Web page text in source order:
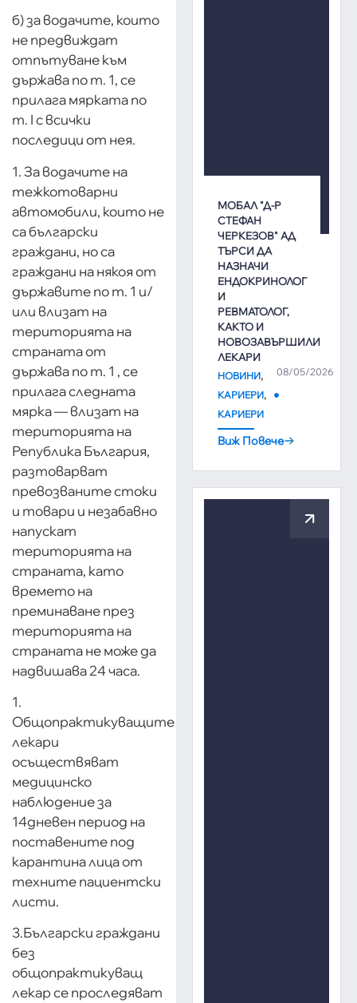
б) за водачите, които
не предвиждат
отпътуване към
държава по т. 1, се
прилага мярката по
т. I с всички
последици от нея.
1. За водачите на
тежкотоварни
автомобили, които не
са български
граждани, но са
граждани на някоя от
държавите по т. 1 и/
или влизат на
територията на
страната от
държава по т. 1 , се
прилага следната
мярка — влизат на
територията на
Република България,
разтоварват
превозваните стоки
и товари и незабавно
напускат
територията на
страната, като
времето на
преминаване през
територията на
страната не може да
надвишава 24 часа.
1.
Общопрактикуващите
лекари
осъществяват
медицинско
наблюдение за
14дневен период на
поставените под
карантина лица от
техните пациентски
листи.
3.Български граждани
без
общопрактикуващ
лекар се проследяват
МОБАЛ "Д-Р
СТЕФАН
ЧЕРКЕЗОВ" АД
ТЪРСИ ДА
НАЗНАЧИ
ЕНДОКРИНОЛОГ
И
РЕВМАТОЛОГ,
КАКТО И
НОВОЗАВЪРШИЛИ
ЛЕКАРИ
08/05/2026
НОВИНИ,
КАРИЕРИ,
КАРИЕРИ
Виж Повече